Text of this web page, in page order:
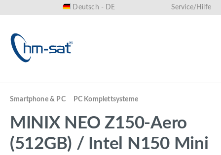
Deutsch - DE Service/Hilfe
Smartphone & PC PC Komplettsysteme
MINIX NEO Z150-Aero
(512GB) / Intel N150 Mini